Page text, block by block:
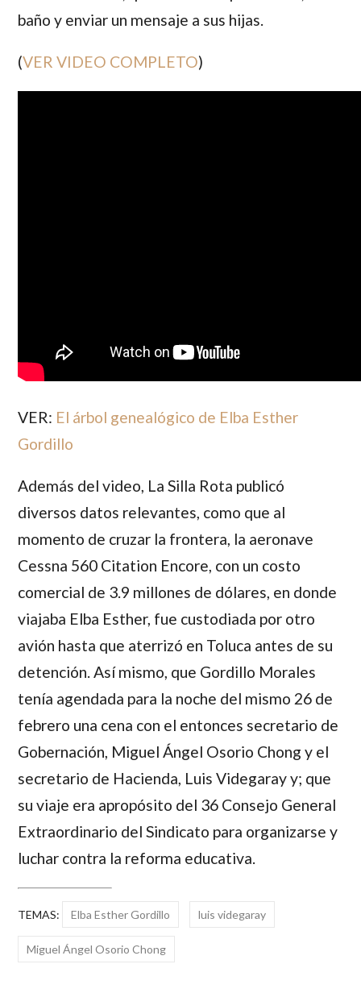
baño y enviar un mensaje a sus hijas.
(VER VIDEO COMPLETO)
VER: El árbol genealógico de Elba Esther
Gordillo
Además del video, La Silla Rota publicó
diversos datos relevantes, como que al
momento de cruzar la frontera, la aeronave
Cessna 560 Citation Encore, con un costo
comercial de 3.9 millones de dólares, en donde
viajaba Elba Esther, fue custodiada por otro
avión hasta que aterrizó en Toluca antes de su
detención. Así mismo, que Gordillo Morales
tenía agendada para la noche del mismo 26 de
febrero una cena con el entonces secretario de
Gobernación, Miguel Ángel Osorio Chong y el
secretario de Hacienda, Luis Videgaray y; que
su viaje era apropósito del 36 Consejo General
Extraordinario del Sindicato para organizarse y
luchar contra la reforma educativa.
TEMAS: Elba Esther Gordillo luis videgaray
Miguel Ángel Osorio Chong